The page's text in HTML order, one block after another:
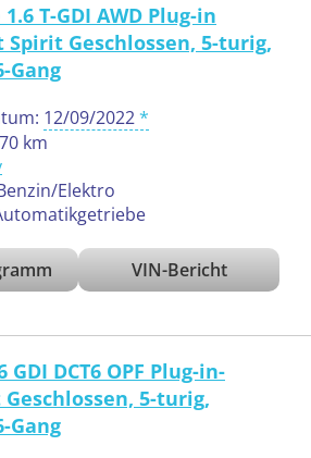
T-GDI AWD Plug-in
Spirit Geschlossen, 5-turig,
Gang
12/09/2022
km
Elektro
VIN-Bericht
GDI DCT6 OPF Plug-in-
5-turig,
Gang